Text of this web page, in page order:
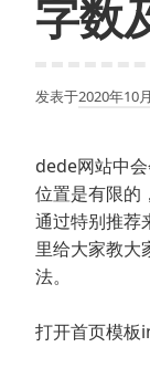
字数
发表于2020年10
dede网站中
位置是有限的
通过特别推荐
里给大家教大
法。
打开首页模